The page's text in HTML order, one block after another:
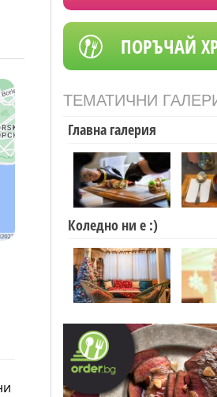
ПОРЪЧАЙ
ТЕМАТИЧНИ
Главна галерия
Коледно ни е :)